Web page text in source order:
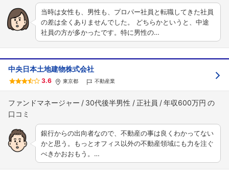
当時は女性も、男性も、プロパー社員と転職してきた社員
の差は全くありませんでした。 どちらかというと、中途
社員の方が多かったです。特に男性の…
中央日本土地建物株式会社
3.6 東京都 不動産業
ファンドマネージャー 30代後半男性 正社員 年収600万円
銀行からの出向者なので、不動産の事は良くわかってない
かと思う。もっとオフィス以外の不動産領域にも力を注ぐ
べきかおおもう。…